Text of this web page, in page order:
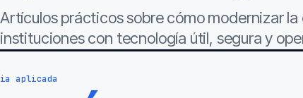
Artículos prácticos sobre cómo modernizar
instituciones con tecnología útil, segura y
ia aplicada